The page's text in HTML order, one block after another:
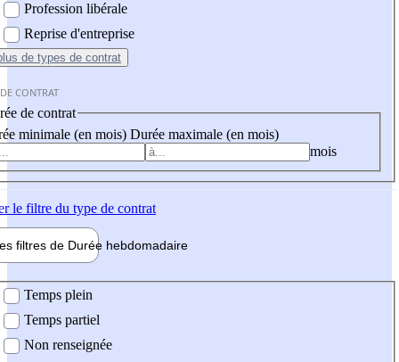
Profession libérale
Reprise d'entreprise
de types de contrat
CONTRAT
de contrat
minimale (en mois) Durée maximale (en mois)
mois
le filtre du type de contrat
filtres de Durée hebdomadaire
Temps plein
Temps partiel
Non renseignée